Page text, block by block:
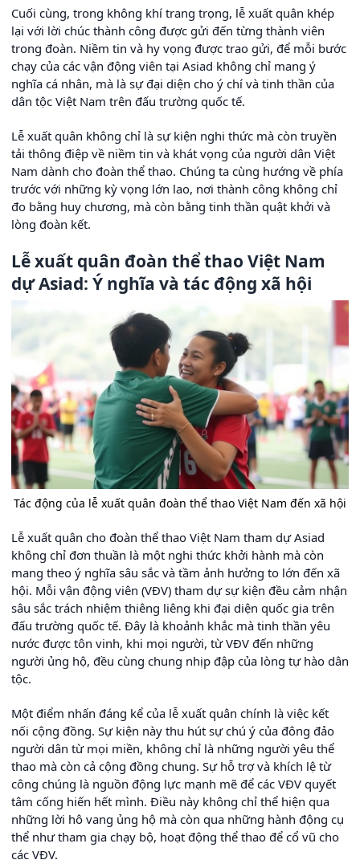
Cuối cùng, trong không khí trang trọng, lễ xuất quân khép
lại với lời chúc thành công được gửi đến từng thành viên
trong đoàn. Niềm tin và hy vọng được trao gửi, để mỗi bước
chạy của các vận động viên tại Asiad không chỉ mang ý
nghĩa cá nhân, mà là sự đại diện cho ý chí và tinh thần của
dân tộc Việt Nam trên đấu trường quốc tế.
Lễ xuất quân không chỉ là sự kiện nghi thức mà còn truyền
tải thông điệp về niềm tin và khát vọng của người dân Việt
Nam dành cho đoàn thể thao. Chúng ta cùng hướng về phía
trước với những kỳ vọng lớn lao, nơi thành công không chỉ
đo bằng huy chương, mà còn bằng tinh thần quật khởi và
lòng đoàn kết.
Lễ xuất quân đoàn thể thao Việt Nam
dự Asiad: Ý nghĩa và tác động xã hội
Tác động của lễ xuất quân đoàn thể thao Việt Nam đến xã hội
Lễ xuất quân cho đoàn thể thao Việt Nam tham dự Asiad
không chỉ đơn thuần là một nghi thức khởi hành mà còn
mang theo ý nghĩa sâu sắc và tầm ảnh hưởng to lớn đến xã
hội. Mỗi vận động viên (VĐV) tham dự sự kiện đều cảm nhận
sâu sắc trách nhiệm thiêng liêng khi đại diện quốc gia trên
đấu trường quốc tế. Đây là khoảnh khắc mà tinh thần yêu
nước được tôn vinh, khi mọi người, từ VĐV đến những
người ủng hộ, đều cùng chung nhịp đập của lòng tự hào dân
tộc.
Một điểm nhấn đáng kể của lễ xuất quân chính là việc kết
nối cộng đồng. Sự kiện này thu hút sự chú ý của đông đảo
người dân từ mọi miền, không chỉ là những người yêu thể
thao mà còn cả cộng đồng chung. Sự hỗ trợ và khích lệ từ
công chúng là nguồn động lực mạnh mẽ để các VĐV quyết
tâm cống hiến hết mình. Điều này không chỉ thể hiện qua
những lời hô vang ủng hộ mà còn qua những hành động cụ
thể như tham gia chạy bộ, hoạt động thể thao để cổ vũ cho
các VĐV.